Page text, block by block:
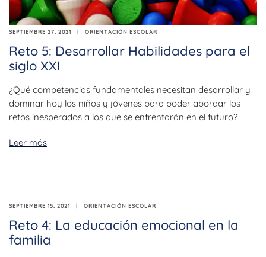
SEPTIEMBRE 27, 2021 ORIENTACIÓN ESCOLAR
Reto 5: Desarrollar Habilidades para el
siglo XXI
¿Qué competencias fundamentales necesitan desarrollar y
dominar hoy los niños y jóvenes para poder abordar los
retos inesperados a los que se enfrentarán en el futuro?
Leer más
SEPTIEMBRE 15, 2021 ORIENTACIÓN ESCOLAR
Reto 4: La educación emocional en la
familia